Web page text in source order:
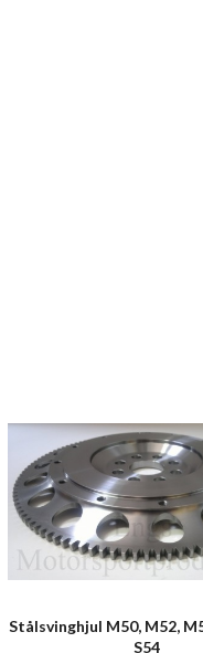
Stålsvinghjul M50, M52,
S54